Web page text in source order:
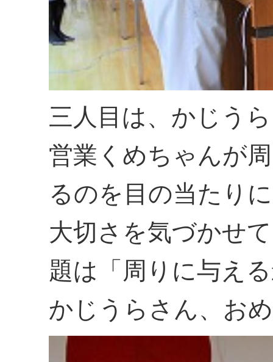
三人目は、かじう
営業くめちゃんが
るのを目の当たり
大切さを気づかせ
題は「周りに与え
かじうらさん、お